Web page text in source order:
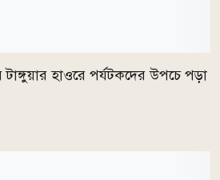
টাঙ্গুয়ার হাওরে পর্যটকদের উপচে পড়া